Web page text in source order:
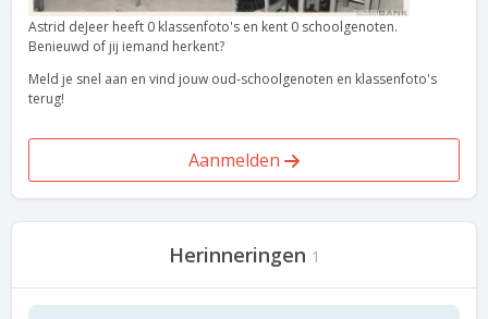
Astrid deJeer heeft 0 klassenfoto's en kent 0 schoolgenoten.
Benieuwd of jij iemand herkent?
Meld je snel aan en vind jouw oud-schoolgenoten en klassenfoto's
terug!
Aanmelden
Herinneringen 1